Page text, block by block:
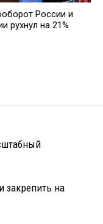
России и
рухнул на 21%
закрепить на